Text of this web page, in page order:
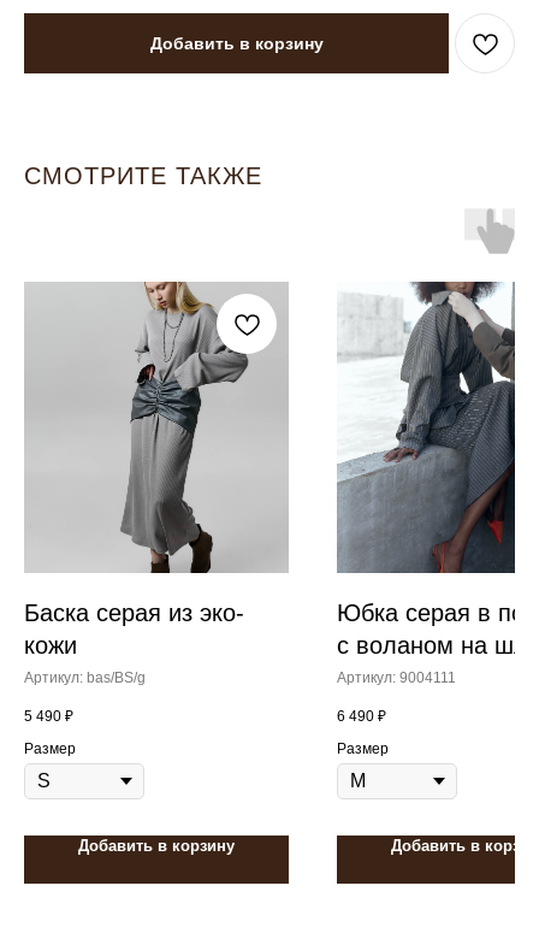
Добавить в корзину
СМОТРИТЕ ТАКЖЕ
Баска серая из эко-
кожи
Артикул: bas/BS/g
5 490 ₽
Размер
Добавить в корзину
Юбка серая в
с воланом на
Артикул: 9004111
6 490 ₽
Размер
Добавить в